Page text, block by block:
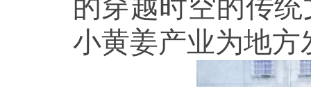
的穿越时空的传
小黄姜产业为地